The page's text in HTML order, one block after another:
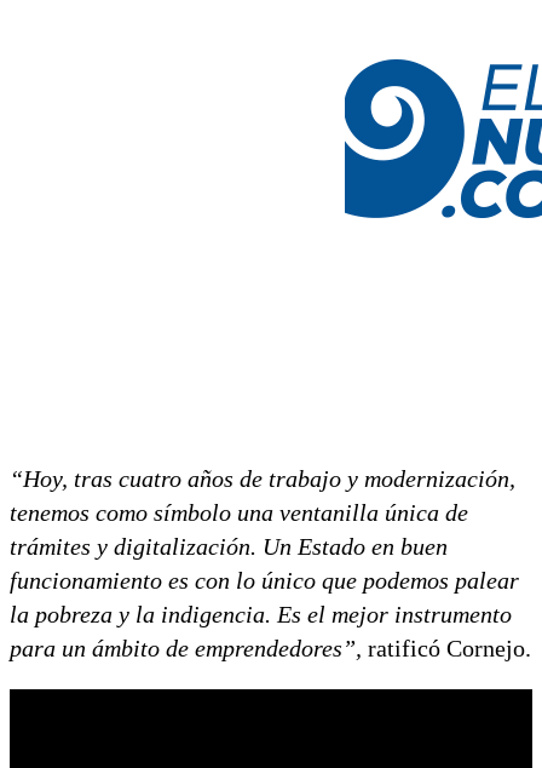
“Hoy, tras cuatro años de trabajo y modernización,
tenemos como símbolo una ventanilla única de
trámites y digitalización. Un Estado en buen
funcionamiento es con lo único que podemos palear
la pobreza y la indigencia. Es el mejor instrumento
para un ámbito de emprendedores”, ratificó Cornejo.